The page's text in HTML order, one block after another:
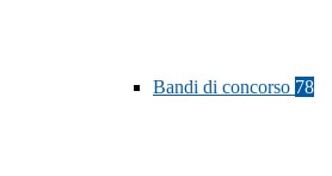
Bandi di concorso 78